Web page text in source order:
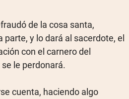
de la cosa santa,
parte, y lo dará al sacerdote, el
con el carnero del
le perdonará.
cuenta, haciendo algo